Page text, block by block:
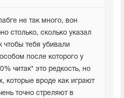
не так много, вон
столько, сколько указал
чтобы тебя убивали
после которого у
читак* это редкость, но
которые вроде как играют
точно стреляют в